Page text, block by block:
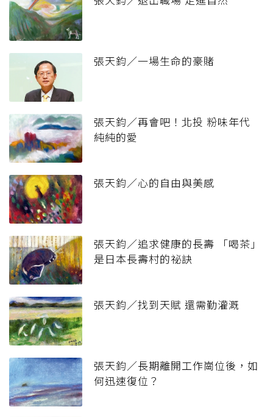
張天鈞／一場生命的豪賭
張天鈞／再會吧！北投 粉味年代
純純的愛
張天鈞／心的自由與美感
張天鈞／追求健康的長壽 「喝茶」
是日本長壽村的祕訣
張天鈞／找到天賦 還需勤灌溉
張天鈞／長期離開工作崗位後，如
何迅速復位？